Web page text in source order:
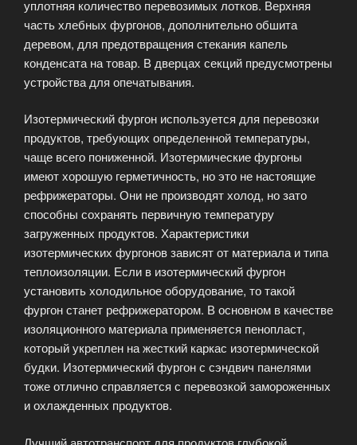
уплотняя количество перевозимых лотков. Верхняя
часть хлебных фургонов, дополнительно обшита
деревом, для предотвращения стекания капель
конденсата на товар. В дверцах секций предусмотрены
устройства для опечатывания.
Изотермический фургон используется для перевозки
продуктов, требующих определенной температуры,
чаще всего пониженной. Изотермические фургоны
имеют хорошую герметичность, но это не настоящие
рефрижераторы. Они не производят холод, но зато
способны сохранять первичную температуру
загруженных продуктов. Характеристики
изотермических фургонов зависят от материала и типа
теплоизоляции. Если в изотермический фургон
установить холодильное оборудование, то такой
фургон станет рефрижератором. В основном в качестве
изоляционного материала применяется пенопласт,
который укреплен на жесткий каркас изотермической
будки. Изотермический фургон с сэндвич панелями
тоже отлично справляется с перевозкой замороженных
и охлажденных продуктов.